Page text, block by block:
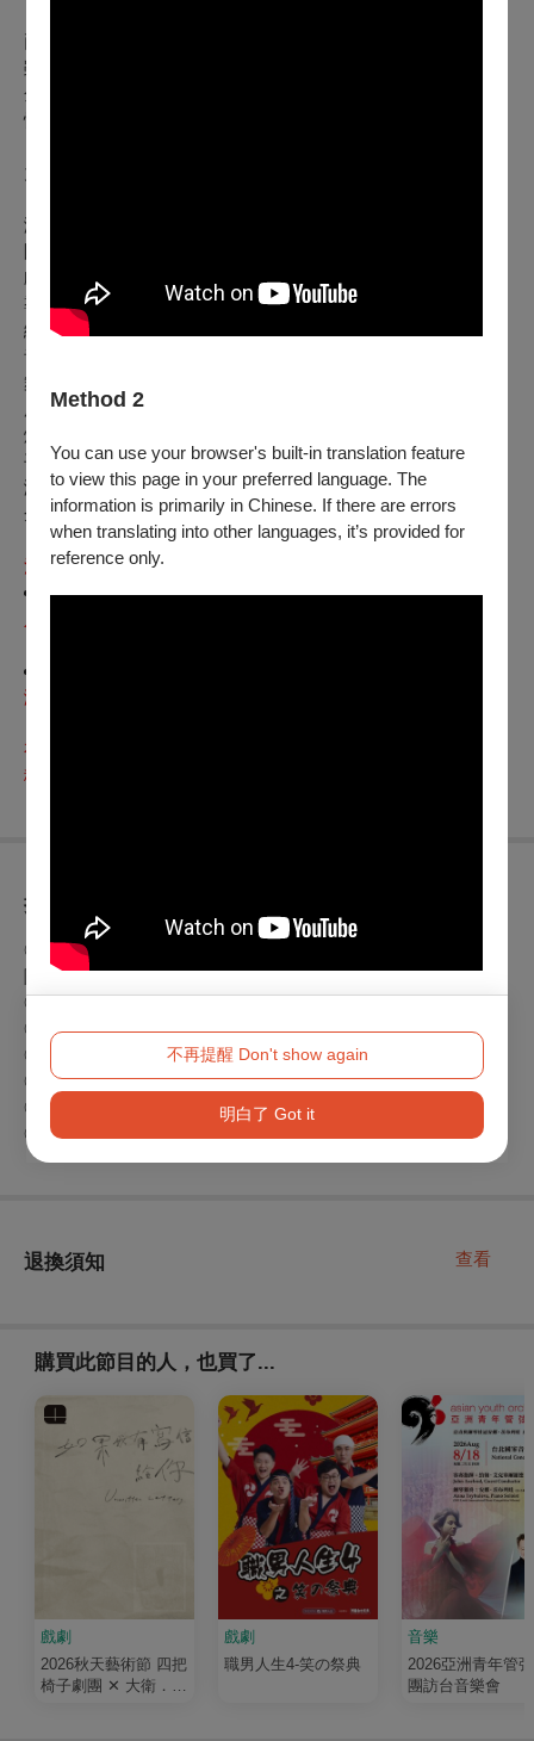
Method 2
You can use your browser's built-in translation feature
to view this page in your preferred language. The
information is primarily in Chinese. If there are errors
when translating into other languages, it’s provided for
reference only.
不再提醒 Don't show again
明白了 Got it
兩位老闆誤以為解決問題需高額支出，並順利撮合兩段戀情。
雖真相終被揭穿，卻也意外揭示：碧瑞秀是柯爾失散的女兒，
金好欣則是愛利士家遭海盜擄走的親生女。重聚團圓之餘，有
情人終成眷屬。
竟成就了一段段命運的奇蹟。
演職員表：
戲劇顧問〡陸愛玲
導演〡張世暘
編劇〡馮凌慧
音樂設計〡周以謙
舞台設計〡沈辰祐
服裝設計〡林恒正
燈光設計〡鄭偉元
平面設計〡楊惠諼
演員〡林芸丞(特邀)、陳建霖、鄭騏羚、周平、黃諾恩
企劃、執行製作〡朱智謙
注意事項:
演出形式與座位安排
有少量附靠背座椅（位於一般觀眾席區，部分區域可能有觀眾
移動或走動）。觀眾可依自身需求與舒適度自由選擇座位。
折扣方案
◎身心障礙人士及陪同者1名購票5折優待，入場時應出示身心
障礙手冊，陪同者與身障者需同時入場
◎65歲以上年長者購票可享5折優惠，入場時請出示證件
◎兩廳院付費會員9折、免費會員(廳院青)9折
◎歌劇院付費會員9折、免費會員(學生卡)9折
◎衛武營付費會員9折
◎團票30張8折
◎輸入優惠代碼7折
退換須知 查看
購買此節目的人，也買了...
戲劇
2026秋天藝術節 四把
椅子劇團 ✕ 大衛．吉
戲劇
職男人生4-笑の祭典
音樂
2026亞洲青年管
團訪台音樂會